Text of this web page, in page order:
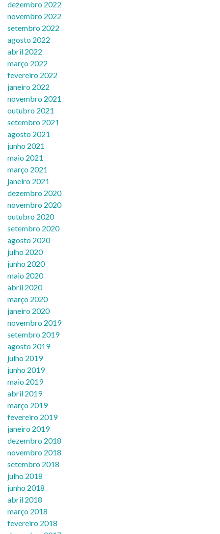
dezembro 2022
novembro 2022
setembro 2022
agosto 2022
abril 2022
março 2022
fevereiro 2022
janeiro 2022
novembro 2021
outubro 2021
setembro 2021
agosto 2021
junho 2021
maio 2021
março 2021
janeiro 2021
dezembro 2020
novembro 2020
outubro 2020
setembro 2020
agosto 2020
julho 2020
junho 2020
maio 2020
abril 2020
março 2020
janeiro 2020
novembro 2019
setembro 2019
agosto 2019
julho 2019
junho 2019
maio 2019
abril 2019
março 2019
fevereiro 2019
janeiro 2019
dezembro 2018
novembro 2018
setembro 2018
julho 2018
junho 2018
abril 2018
março 2018
fevereiro 2018